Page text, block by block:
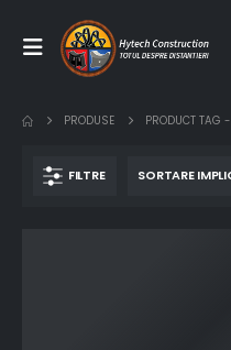
PRODUSE PRODUCT TAG -
FILTRE